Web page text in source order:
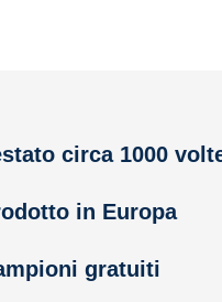
circa 1000
in Europa
gratuiti